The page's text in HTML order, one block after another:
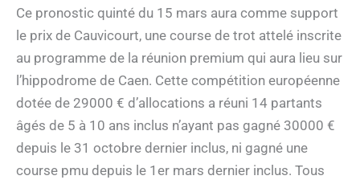
Ce pronostic quinté du 15 mars aura comme support
le prix de Cauvicourt, une course de trot attelé inscrite
au programme de la réunion premium qui aura lieu sur
l’hippodrome de Caen. Cette compétition européenne
dotée de 29000 € d’allocations a réuni 14 partants
âgés de 5 à 10 ans inclus n’ayant pas gagné 30000 €
depuis le 31 octobre dernier inclus, ni gagné une
course pmu depuis le 1er mars dernier inclus. Tous